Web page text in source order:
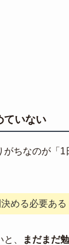
ていない
がちなのが「
める必要ある
、
まだまだ